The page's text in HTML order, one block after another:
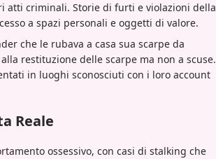
atti criminali. Storie di furti e violazioni della
a spazi personali e oggetti di valore.
che le rubava a casa sua scarpe da
restituzione delle scarpe ma non a scuse.
in luoghi sconosciuti con i loro account
Reale
ossessivo, con casi di stalking che